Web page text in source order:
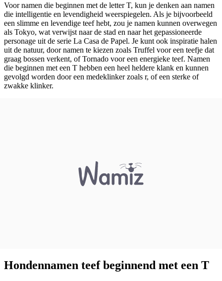
Voor namen die beginnen met de letter T, kun je denken aan namen
die intelligentie en levendigheid weerspiegelen. Als je bijvoorbeeld
een slimme en levendige teef hebt, zou je namen kunnen overwegen
als Tokyo, wat verwijst naar de stad en naar het gepassioneerde
personage uit de serie La Casa de Papel. Je kunt ook inspiratie halen
uit de natuur, door namen te kiezen zoals Truffel voor een teefje dat
graag bossen verkent, of Tornado voor een energieke teef. Namen
die beginnen met een T hebben een heel heldere klank en kunnen
gevolgd worden door een medeklinker zoals r, of een sterke of
zwakke klinker.
Hondennamen teef beginnend met een T